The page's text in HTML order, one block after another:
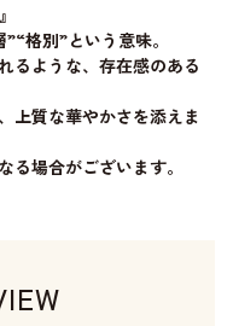
格別”という意味。
るような、存在感のある
上質な華やかさを添えま
場合がございます。